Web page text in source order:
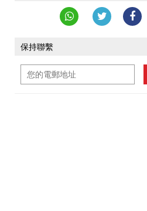
保持聯繫